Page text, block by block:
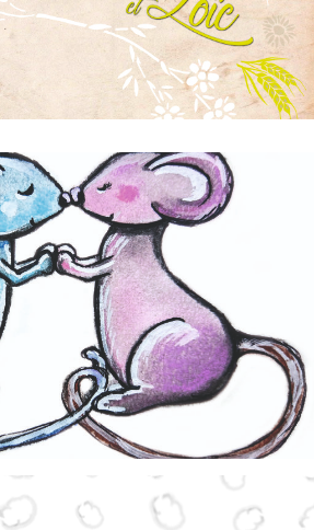
part de mariage
souris vont se dire Oui !
part de mariage